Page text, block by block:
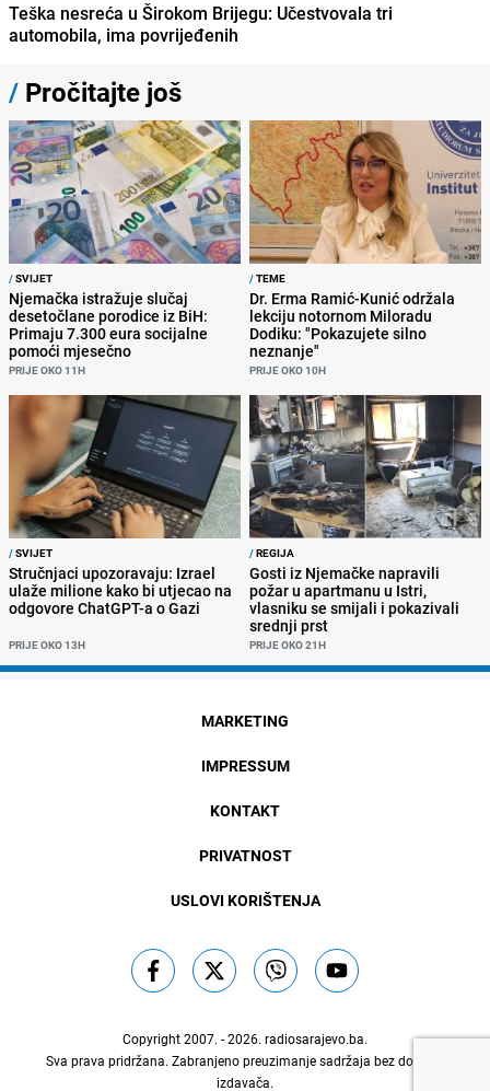
Teška nesreća u Širokom Brijegu: Učestvovala tri
automobila, ima povrijeđenih
/ Pročitajte još
/SVIJET
Njemačka istražuje slučaj
desetočlane porodice iz BiH:
Primaju 7.300 eura socijalne
pomoći mjesečno
PRIJE OKO 11H
/TEME
Dr. Erma Ramić-Kunić održala
lekciju notornom Miloradu
Dodiku: "Pokazujete silno
neznanje"
PRIJE OKO 10H
/SVIJET
Stručnjaci upozoravaju: Izrael
ulaže milione kako bi utjecao na
odgovore ChatGPT-a o Gazi
PRIJE OKO 13H
/REGIJA
Gosti iz Njemačke napravili
požar u apartmanu u Istri,
vlasniku se smijali i pokazivali
srednji prst
PRIJE OKO 21H
MARKETING
IMPRESSUM
KONTAKT
PRIVATNOST
USLOVI KORIŠTENJA
Copyright 2007. - 2026. radiosarajevo.ba.
Sva prava pridržana. Zabranjeno preuzimanje sadržaja bez dozvole
izdavača.